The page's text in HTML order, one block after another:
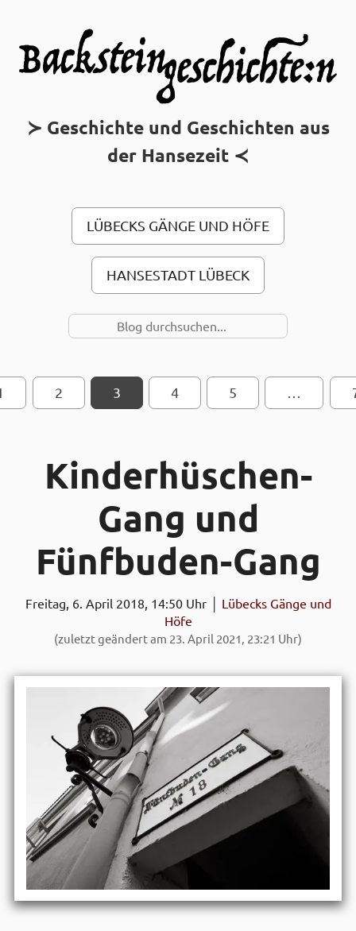
MAIN MENU
Geschichte und Geschichten aus
der Hansezeit
LÜBECKS GÄNGE UND HÖFE
HANSESTADT LÜBECK
SUCHE NACH…
SEITEN-NAVIGATION
2 3 4 5 …
Kinder­hüschen-
Gang und
Fünf­buden-Gang
Freitag, 6. April 2018, 14:50 Uhr │ Lübecks Gänge und
Höfe
(zuletzt geändert am 23. April 2021, 23:21 Uhr)